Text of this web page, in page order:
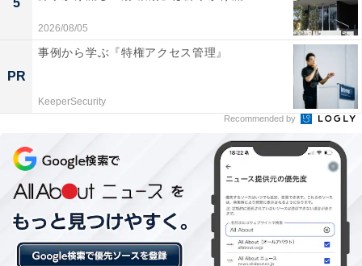
5
2026/08/05
PR
事例から学ぶ『特権アクセス管理』
KeeperSecurity
Recommended by